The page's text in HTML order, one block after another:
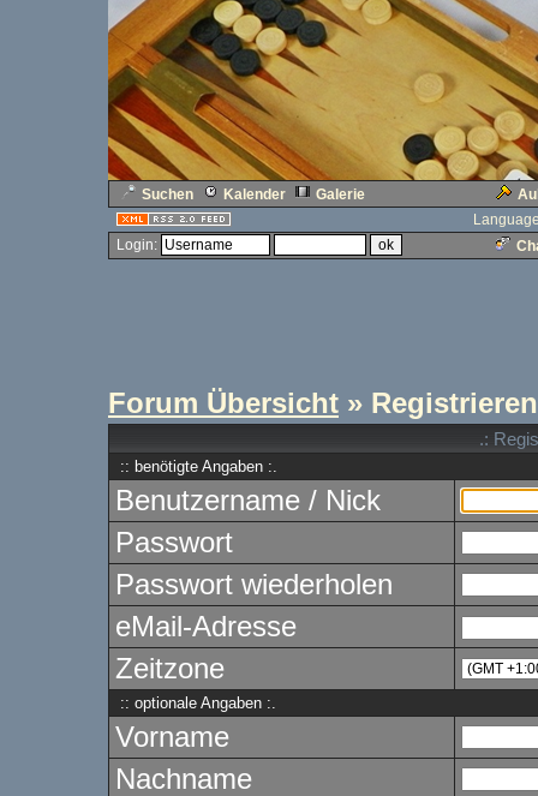
Suchen Kalender Galerie
Login:
Forum Übersicht » Registrieren
.:
:: benötigte Angaben :.
Benutzername / Nick
Passwort
Passwort wiederholen
eMail-Adresse
Zeitzone
:: optionale Angaben :.
Vorname
Nachname